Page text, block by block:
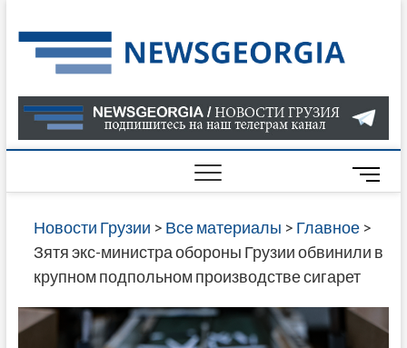
to
content
О
В
ГРУЗИИ
САЙТЕ
M
e
n
u
B
t
Новости Грузии > Все материалы > Главное>
Зятя экс-министра обороны Грузии обвинили в
крупном подпольном производстве сигарет